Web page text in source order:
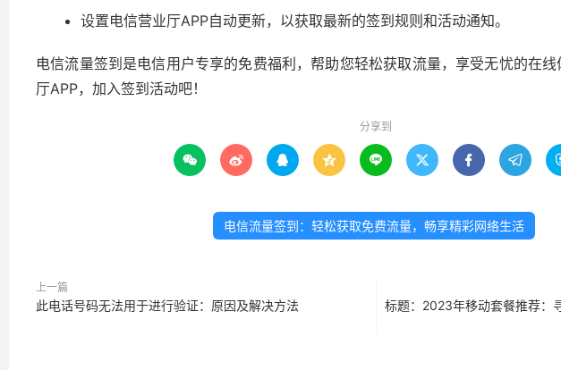
设置电信营业厅APP自动更新，以获取最新的签到规则和活动通知。
电信流量签到是电信用户专享的免费福利，帮助您轻松获取流量，享受无忧的在
厅APP，加入签到活动吧！
分享到
       
电信流量签到：轻松获取免费流量，畅享精彩网络生活
上一篇
此电话号码无法用于进行验证：原因及解决方法
标题：2023年移动套餐推荐：